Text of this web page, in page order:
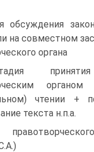
обсуждения
на совместном
органа
чтении +
текста н.п.а.